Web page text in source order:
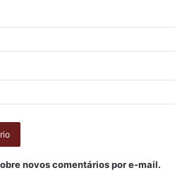
novos comentários por e-mail.